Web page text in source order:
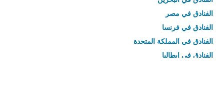
الفنادق في مصر
الفنادق في فرنسا
الفنادق في المملكة المتحدة
الفنادق في إيطاليا